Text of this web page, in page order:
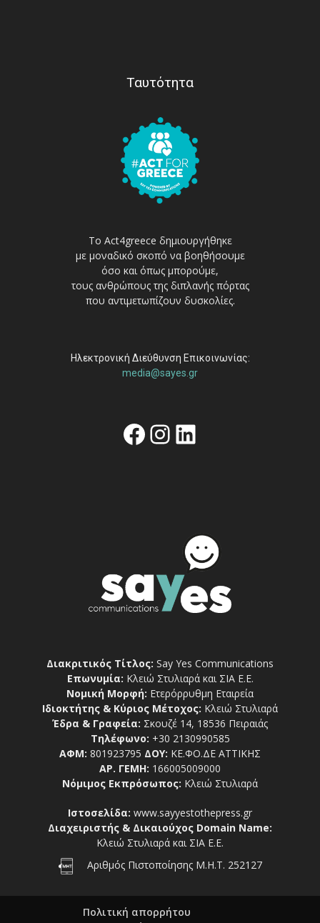
Ταυτότητα
Το Act4greece δημιουργήθηκε
με μοναδικό σκοπό να βοηθήσουμε
όσο και όπως μπορούμε,
τους ανθρώπους της διπλανής πόρτας
που αντιμετωπίζουν δυσκολίες.
Ηλεκτρονική Διεύθυνση Επικοινωνίας:
media@sayes.gr
Facebook
Instagram
Linkedin
Διακριτικός Τίτλος: Say Yes Communications
Επωνυμία: Κλειώ Στυλιαρά και ΣΙΑ Ε.Ε.
Νομική Μορφή: Ετερόρρυθμη Εταιρεία
Ιδιοκτήτης & Κύριος Μέτοχος: Κλειώ Στυλιαρά
Έδρα & Γραφεία: Σκουζέ 14, 18536 Πειραιάς
Τηλέφωνο: +30 2130990585
ΑΦΜ: 801923795 ΔΟΥ: ΚΕ.ΦΟ.ΔΕ ΑΤΤΙΚΗΣ
ΑΡ. ΓΕΜΗ: 166005009000
Νόμιμος Εκπρόσωπος: Κλειώ Στυλιαρά
Ιστοσελίδα: www.sayyestothepress.gr
Διαχειριστής & Δικαιούχος Domain Name:
Κλειώ Στυλιαρά και ΣΙΑ Ε.Ε.
Αριθμός Πιστοποίησης Μ.Η.Τ. 252127
Πολιτική απορρήτου